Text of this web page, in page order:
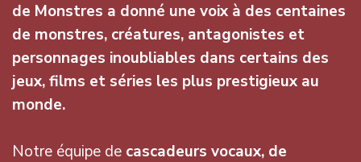
de Monstres a donné une voix à des centaines
de monstres, créatures, antagonistes et
personnages inoubliables dans certains des
jeux, films et séries les plus prestigieux au
monde.
Notre équipe de cascadeurs vocaux, de